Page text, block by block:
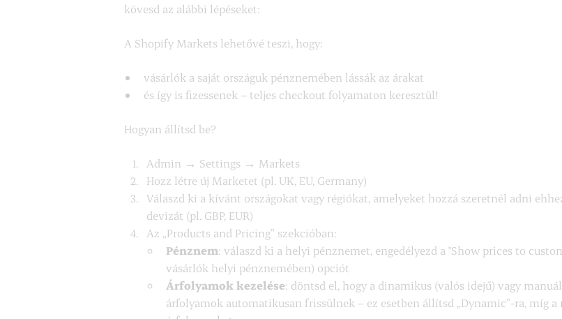
kövesd az alábbi lépéseket:
A Shopify Markets lehetővé teszi, hogy:
vásárlók a saját országuk pénznemében lássák az árakat
és így is fizessenek – teljes checkout folyamaton keresztül!
Hogyan állítsd be?
Admin → Settings → Markets
Hozz létre új Marketet (pl. UK, EU, Germany)
Válaszd ki a kívánt országokat vagy régiókat, amelyeket hozzá szeretnél adni
devizát (pl. GBP, EUR)
Az „Products and Pricing” szekcióban:
Pénznem: válaszd ki a helyi pénznemet, engedélyezd a "Show prices to
vásárlók helyi pénznemében) opciót
Árfolyamok kezelése: döntsd el, hogy a dinamikus (valós idejű) vagy
árfolyamok automatikusan frissülnek – ez esetben állítsd „Dynamic”-ra, míg